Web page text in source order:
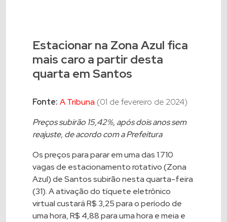
Estacionar na Zona Azul fica
mais caro a partir desta
quarta em Santos
Fonte: A Tribuna (01 de fevereiro de 2024)
Preços subirão 15,42%, após dois anos sem
reajuste, de acordo com a Prefeitura
Os preços para parar em uma das 1.710
vagas de estacionamento rotativo (Zona
Azul) de Santos subirão nesta quarta-feira
(31). A ativação do tíquete eletrônico
virtual custará R$ 3,25 para o período de
uma hora, R$ 4,88 para uma hora e meia e